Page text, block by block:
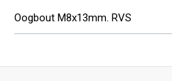
Oogbout M8x13mm. RVS